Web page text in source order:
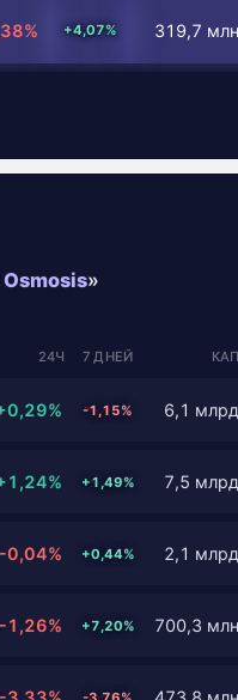
+4,07% 319,7
»
24Ч 7 ДНЕЙ
-1,15% 6,1
+1,49% 7,5
-0,04% +0,44% 2,1
-1,26% +7,20% 700,3